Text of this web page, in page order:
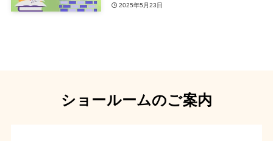
2025年5月23日
ショールームのご案内